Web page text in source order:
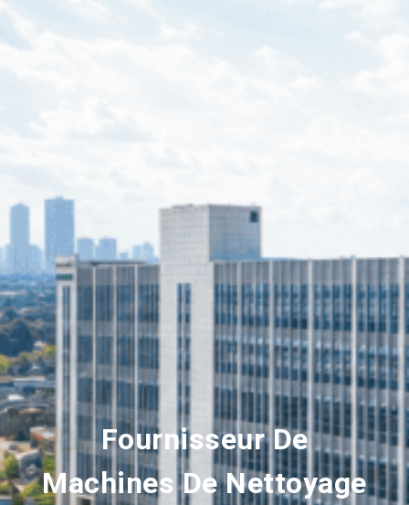
Fournisseur De
Machines De Nettoyage